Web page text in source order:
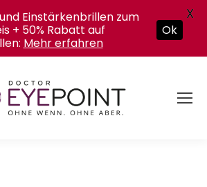
Einstärkenbrillen zum
+ 50% Rabatt auf
Mehr erfahren
Ok
X